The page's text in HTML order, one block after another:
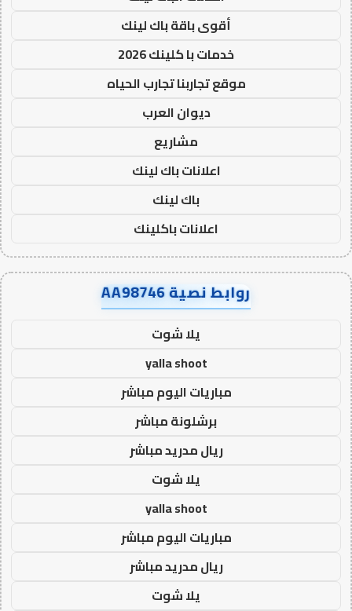
أقوى باقة باك لينك
خدمات با كلينك 2026
موقع تجاربنا تجارب الحياه
ديوان العرب
مشاريع
اعلانات باك لينك
باك لينك
اعلانات باكلينك
روابط نصية AA98746
يلا شوت
yalla shoot
مباريات اليوم مباشر
برشلونة مباشر
ريال مدريد مباشر
يلا شوت
yalla shoot
مباريات اليوم مباشر
ريال مدريد مباشر
يلا شوت